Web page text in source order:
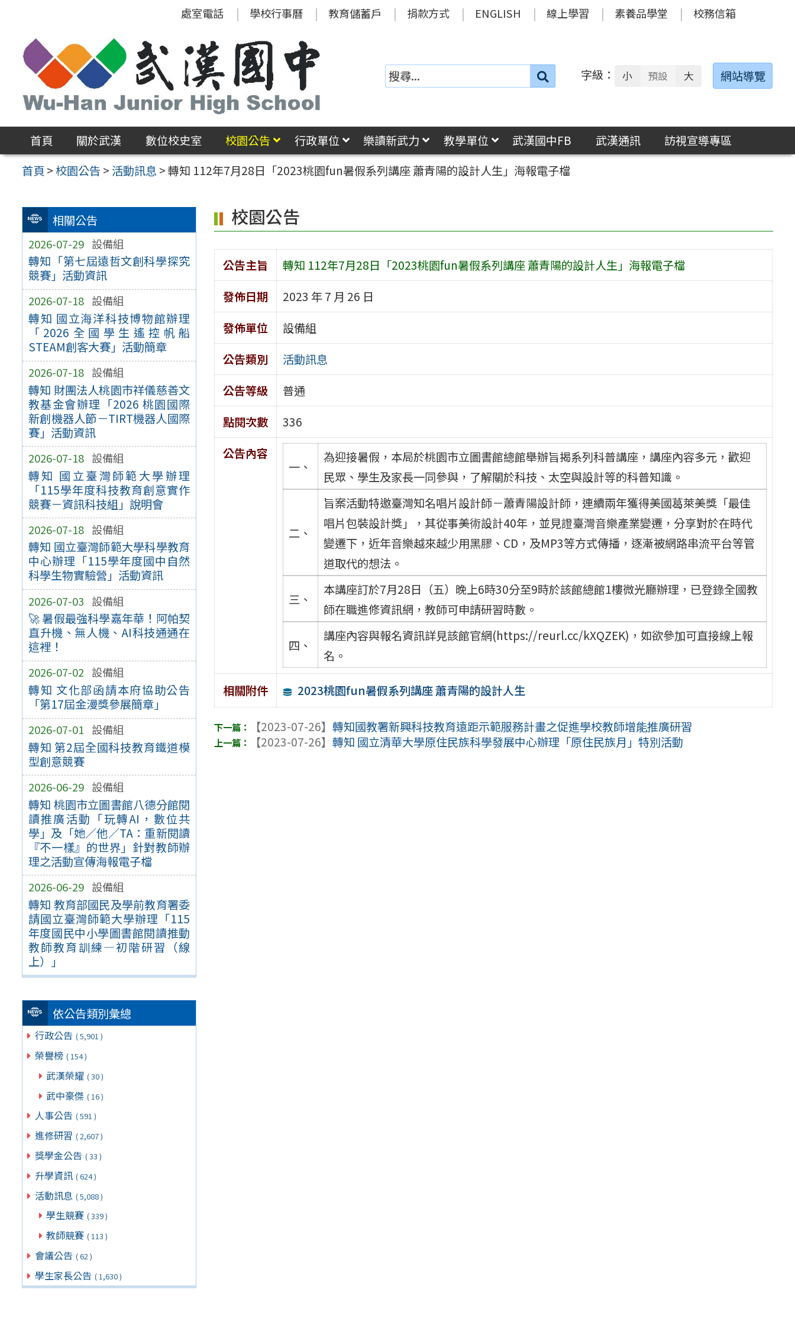
區
處室電話 學校行事曆 教育儲蓄戶 捐款方式 ENGLISH 線上學習 素養品學堂 校務信箱
搜
字級： 小 預設 大 網站導覽
首頁 關於武漢 數位校史室 校園公告 行政單位 樂讀新武力 教學單位 武漢國中FB 武漢通訊
訪視宣導專區
首頁 >校園公告 > 活動訊息 >轉知 112年7月28日「2023桃園fun暑假系列講座 蕭青陽的設計人生」海報電子檔
相關公告
2026-07-29 設備組
轉知「第七屆遠哲文創科學探究
競賽」活動資訊
2026-07-18 設備組
轉知 國立海洋科技博物館辦理
「2026全國學生遙控帆船
STEAM創客大賽」活動簡章
2026-07-18 設備組
轉知 財團法人桃園市祥儀慈善文
教基金會辦理「2026 桃園國際
新創機器人節－TIRT機器人國際
賽」活動資訊
2026-07-18 設備組
轉知 國立臺灣師範大學辦理
「115學年度科技教育創意實作
競賽－資訊科技組」說明會
2026-07-18 設備組
轉知 國立臺灣師範大學科學教育
中心辦理「115學年度國中自然
科學生物實驗營」活動資訊
2026-07-03 設備組
🚀 暑假最強科學嘉年華！阿帕契
直升機、無人機、AI科技通通在
這裡！
2026-07-02 設備組
轉知 文化部函請本府協助公告
「第17屆金漫獎參展簡章」
2026-07-01 設備組
轉知 第2屆全國科技教育鐵道模
型創意競賽
2026-06-29 設備組
轉知 桃園市立圖書館八德分館閱
讀推廣活動「玩轉AI，數位共
學」及「她／他／TA：重新閱讀
『不一樣』的世界」針對教師辦
理之活動宣傳海報電子檔
2026-06-29 設備組
轉知 教育部國民及學前教育署委
請國立臺灣師範大學辦理「115
年度國民中小學圖書館閱讀推動
教師教育訓練—初階研習（線
上）」
依公告類別彙總
行政公告 ( 5,901 )
榮譽榜 ( 154 )
武漢榮耀 ( 30 )
武中豪傑 ( 16 )
人事公告 ( 591 )
進修研習 ( 2,607 )
獎學金公告 ( 33 )
升學資訊 ( 624 )
活動訊息 ( 5,088 )
學生競賽 ( 339 )
教師競賽 ( 113 )
會議公告 ( 62 )
學生家長公告 ( 1,630 )
校園公告
公告主旨
轉知 112年7月28日「2023桃園fun暑假系列講座 蕭青陽的設計人生」海報電子檔
發佈日期
2023 年 7 月 26 日
發佈單位
設備組
公告類別
活動訊息
公告等級
普通
點閱次數
336
公告內容
一、
為迎接暑假，本局於桃園市立圖書館總館舉辦旨揭系列科普講座，講座內容多元，歡迎
民眾、學生及家長一同參與，了解關於科技、太空與設計等的科普知識。
二、
旨案活動特邀臺灣知名唱片設計師－蕭青陽設計師，連續兩年獲得美國葛萊美獎「最佳
唱片包裝設計獎」，其從事美術設計40年，並見證臺灣音樂產業變遷，分享對於在時代
變遷下，近年音樂越來越少用黑膠、CD，及MP3等方式傳播，逐漸被網路串流平台等管
道取代的想法。
三、
本講座訂於7月28日（五）晚上6時30分至9時於該館總館1樓微光廳辦理，已登錄全國教
師在職進修資訊網，教師可申請研習時數。
四、
講座內容與報名資訊詳見該館官網(https://reurl.cc/kXQZEK)，如欲參加可直接線上報
名。
相關附件 2023桃園fun暑假系列講座 蕭青陽的設計人生
【2023-07-26】轉知國教署新興科技教育遠距示範服務計畫之促進學校教師增能推廣研習
【2023-07-26】轉知 國立清華大學原住民族科學發展中心辦理「原住民族月」特別活動